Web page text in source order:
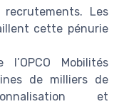
Les
cette pénurie
Mobilités
de milliers de
et